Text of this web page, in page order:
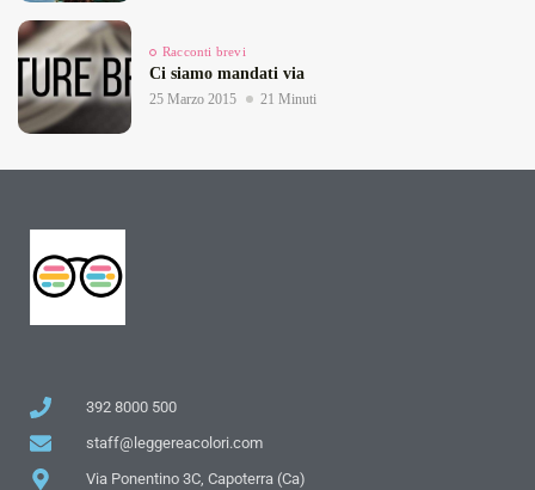
Racconti brevi
Ci siamo mandati via
25 Marzo 2015 21 Minuti
392 8000 500
staff@leggereacolori.com
Via Ponentino 3C, Capoterra (Ca)